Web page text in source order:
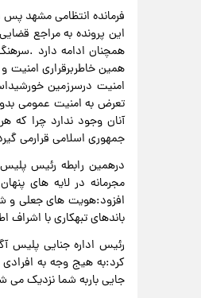
فرمانده انتظامی مشهد پس
این پرونده به مراجع
همچنان ادامه دارد
همین خاطربرقراری امنیت
امنیت درسرزمین
تعرض به امنیت عمومی
آنان وجود ندارد چرا که
جمهوری اسلامی قرارمی
درهمین رابطه رئیس پلیس
مجرمانه در لایه های
افزود:هویت های جعلی و
باندهای تبهکاری با اشراف
رئیس اداره جنایی پلیس
کرد:به هیج وجه به افرادی
جایی باربه شما نزدیک می